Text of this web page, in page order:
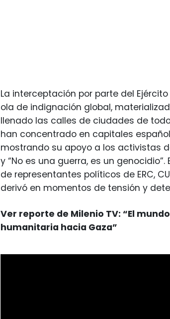
La interceptación por parte del
ola de indignación global,
llenado las calles de ciudades de
han concentrado en capitales
mostrando su apoyo a los activistas
y “No es una guerra, es un
de representantes políticos de ERC,
derivó en momentos de tensión y
Ver reporte de Milenio TV: “El
humanitaria hacia Gaza”